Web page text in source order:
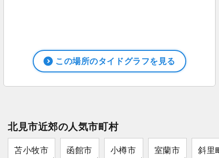
この場所のタイドグラフを見る
北見市近郊の人気市町村
苫小牧市 函館市 小樽市 室蘭市 斜里